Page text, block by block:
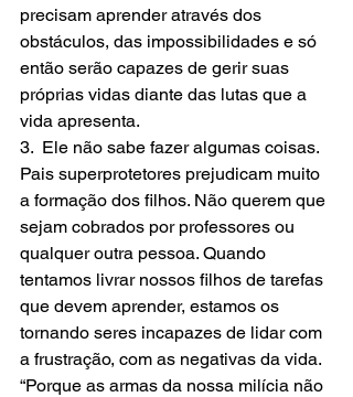
precisam aprender através dos
obstáculos, das impossibilidades e só
então serão capazes de gerir suas
próprias vidas diante das lutas que a
vida apresenta.
3.  Ele não sabe fazer algumas coisas.
Pais superprotetores prejudicam muito
a formação dos filhos. Não querem que
sejam cobrados por professores ou
qualquer outra pessoa. Quando
tentamos livrar nossos filhos de tarefas
que devem aprender, estamos os
tornando seres incapazes de lidar com
a frustração, com as negativas da vida.
“Porque as armas da nossa milícia não